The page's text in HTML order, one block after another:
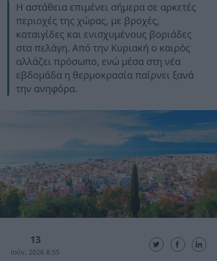
Η αστάθεια επιμένει σήμερα σε αρκετές
περιοχές της χώρας, με βροχές,
καταιγίδες και ενισχυμένους βοριάδες
στα πελάγη. Από την Κυριακή ο καιρός
αλλάζει πρόσωπο, ενώ μέσα στη νέα
εβδομάδα η θερμοκρασία παίρνει ξανά
την ανηφόρα.
13
Ιούν. 2026 8:55